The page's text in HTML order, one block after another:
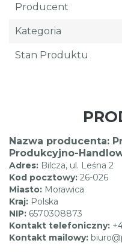
Producent
Kategoria
Stan Produktu
Nazwa producenta:
Produkcyjno-
Adres: Bilcza, ul. Leśna 2
Kod pocztowy: 26-026
Miasto: Morawica
Kraj: Polska
NIP: 6570308873
Kontakt telefoniczny:
Kontakt mailowy: